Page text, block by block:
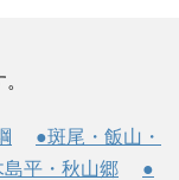
●斑尾・飯山・
平・秋山郷
●